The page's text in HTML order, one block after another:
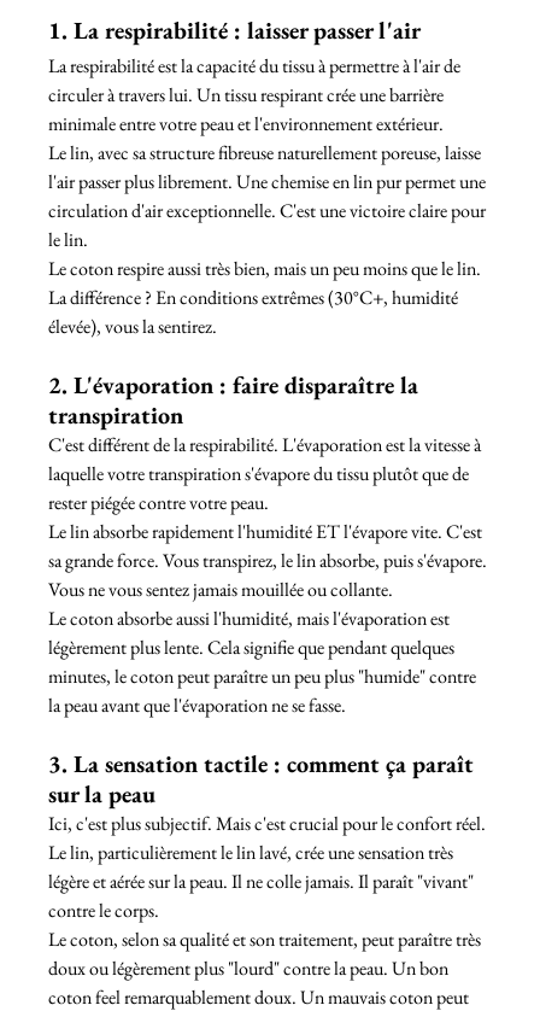
1. La respirabilité : laisser passer l'air
La respirabilité est la capacité du tissu à permettre à l'air de
circuler à travers lui. Un tissu respirant crée une barrière
minimale entre votre peau et l'environnement extérieur.
Le lin, avec sa structure fibreuse naturellement poreuse, laisse
l'air passer plus librement. Une chemise en lin pur permet une
circulation d'air exceptionnelle. C'est une victoire claire pour
le lin.
Le coton respire aussi très bien, mais un peu moins que le lin.
La différence ? En conditions extrêmes (30°C+, humidité
élevée), vous la sentirez.
2. L'évaporation : faire disparaître la
transpiration
C'est différent de la respirabilité. L'évaporation est la vitesse à
laquelle votre transpiration s'évapore du tissu plutôt que de
rester piégée contre votre peau.
Le lin absorbe rapidement l'humidité ET l'évapore vite. C'est
sa grande force. Vous transpirez, le lin absorbe, puis s'évapore.
Vous ne vous sentez jamais mouillée ou collante.
Le coton absorbe aussi l'humidité, mais l'évaporation est
légèrement plus lente. Cela signifie que pendant quelques
minutes, le coton peut paraître un peu plus "humide" contre
la peau avant que l'évaporation ne se fasse.
3. La sensation tactile : comment ça paraît
sur la peau
Ici, c'est plus subjectif. Mais c'est crucial pour le confort réel.
Le lin, particulièrement le lin lavé, crée une sensation très
légère et aérée sur la peau. Il ne colle jamais. Il paraît "vivant"
contre le corps.
Le coton, selon sa qualité et son traitement, peut paraître très
doux ou légèrement plus "lourd" contre la peau. Un bon
coton feel remarquablement doux. Un mauvais coton peut